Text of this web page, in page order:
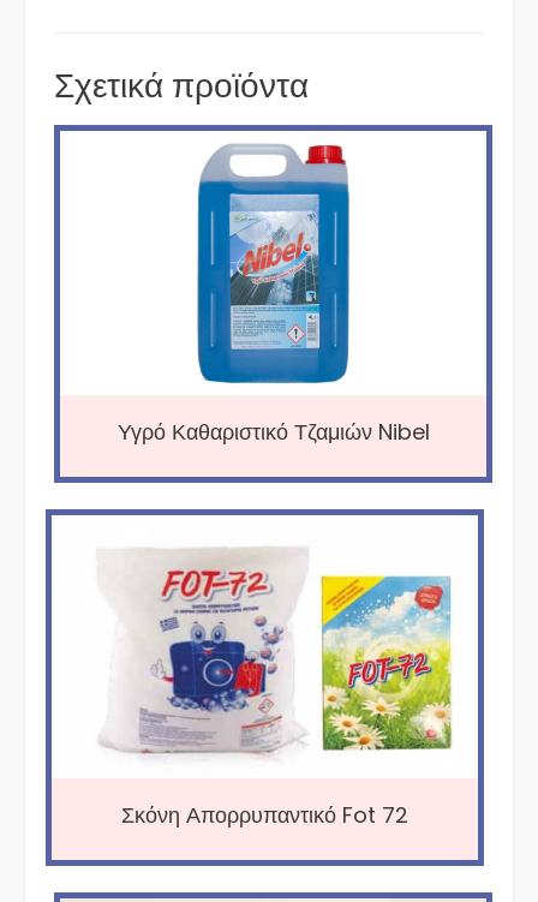
Σχετικά προϊόντα
Υγρό Καθαριστικό Τζαμιών Nibel
Σκόνη Απορρυπαντικό Fot 72